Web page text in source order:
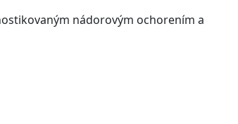
nádorovým ochorením a